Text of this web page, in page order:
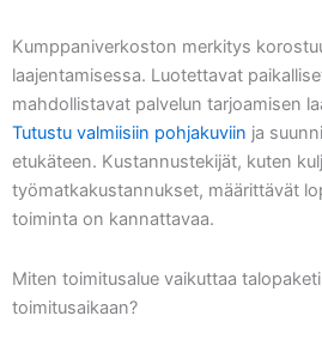
Kumppaniverkoston merkitys
laajentamisessa. Luotettavat
mahdollistavat palvelun tarjoamisen
Tutustu valmiisiin pohjakuviin ja
etukäteen. Kustannustekijät, kuten
työmatkakustannukset, määrittävät
toiminta on kannattavaa.
Miten toimitusalue vaikuttaa
toimitusaikaan?